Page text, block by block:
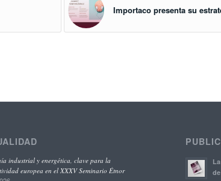
Importaco presenta su
industrial y energética, clave para la
europea en el XXXV Seminario Étnor